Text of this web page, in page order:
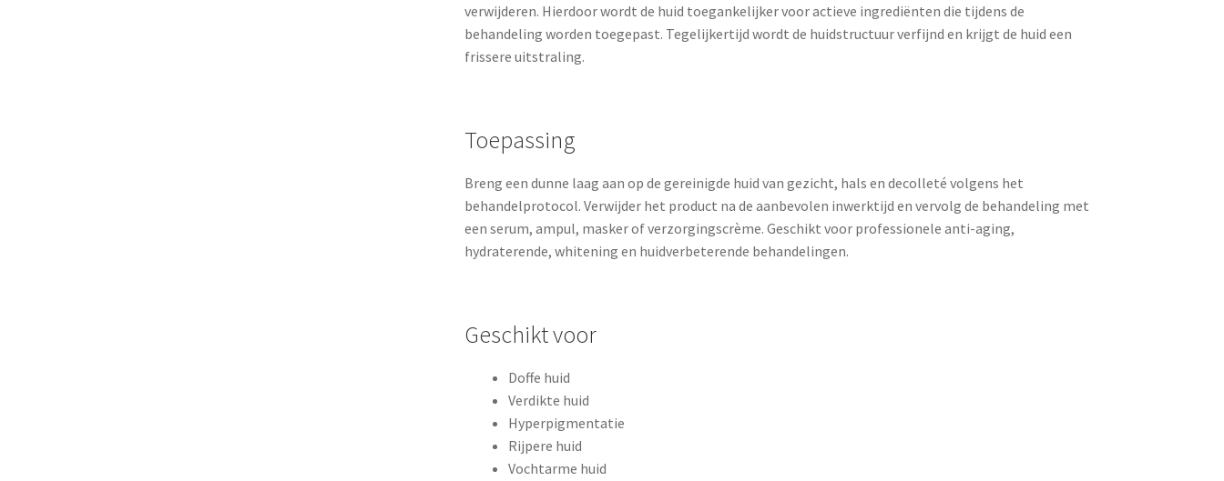
verwijderen. Hierdoor wordt de huid toegankelijker voor actieve ingrediënten die tijdens de
behandeling worden toegepast. Tegelijkertijd wordt de huidstructuur verfijnd en krijgt de huid een
frissere uitstraling.
Toepassing
Breng een dunne laag aan op de gereinigde huid van gezicht, hals en decolleté volgens het
behandelprotocol. Verwijder het product na de aanbevolen inwerktijd en vervolg de behandeling met
een serum, ampul, masker of verzorgingscrème. Geschikt voor professionele anti-aging,
hydraterende, whitening en huidverbeterende behandelingen.
Geschikt voor
Doffe huid
Verdikte huid
Hyperpigmentatie
Rijpere huid
Vochtarme huid